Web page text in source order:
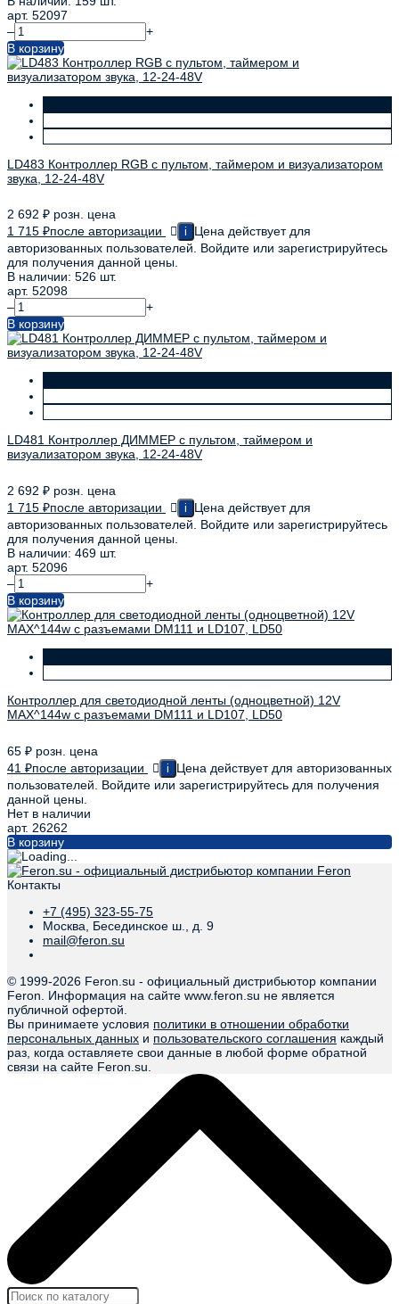
арт. 52097
–
+
В корзину
LD483 Контроллер RGB с пультом, таймером и визуализатором
звука, 12-24-48V
2 692 ₽ розн. цена
1 715 ₽после авторизации i
Цена действует для
авторизованных пользователей. Войдите или зарегистрируйтесь
для получения данной цены.
В наличии: 526 шт.
арт. 52098
–
+
В корзину
LD481 Контроллер ДИММЕР с пультом, таймером и
визуализатором звука, 12-24-48V
2 692 ₽ розн. цена
1 715 ₽после авторизации i
Цена действует для
авторизованных пользователей. Войдите или зарегистрируйтесь
для получения данной цены.
В наличии: 469 шт.
арт. 52096
–
+
В корзину
Контроллер для светодиодной ленты (одноцветной) 12V
MAX^144w c разъемами DM111 и LD107, LD50
65 ₽ розн. цена
41 ₽после авторизации i
Цена действует для авторизованных
пользователей. Войдите или зарегистрируйтесь для получения
данной цены.
Нет в наличии
арт. 26262
В корзину
Контакты
+7 (495) 323-55-75
Москва, Бесединское ш., д. 9
mail@feron.su
© 1999-2026 Feron.su - официальный дистрибьютор компании
Feron. Информация на сайте www.feron.su не является
публичной офертой.
Вы принимаете условия политики в отношении обработки
персональных данных и пользовательского соглашения каждый
раз, когда оставляете свои данные в любой форме обратной
связи на сайте Feron.su.